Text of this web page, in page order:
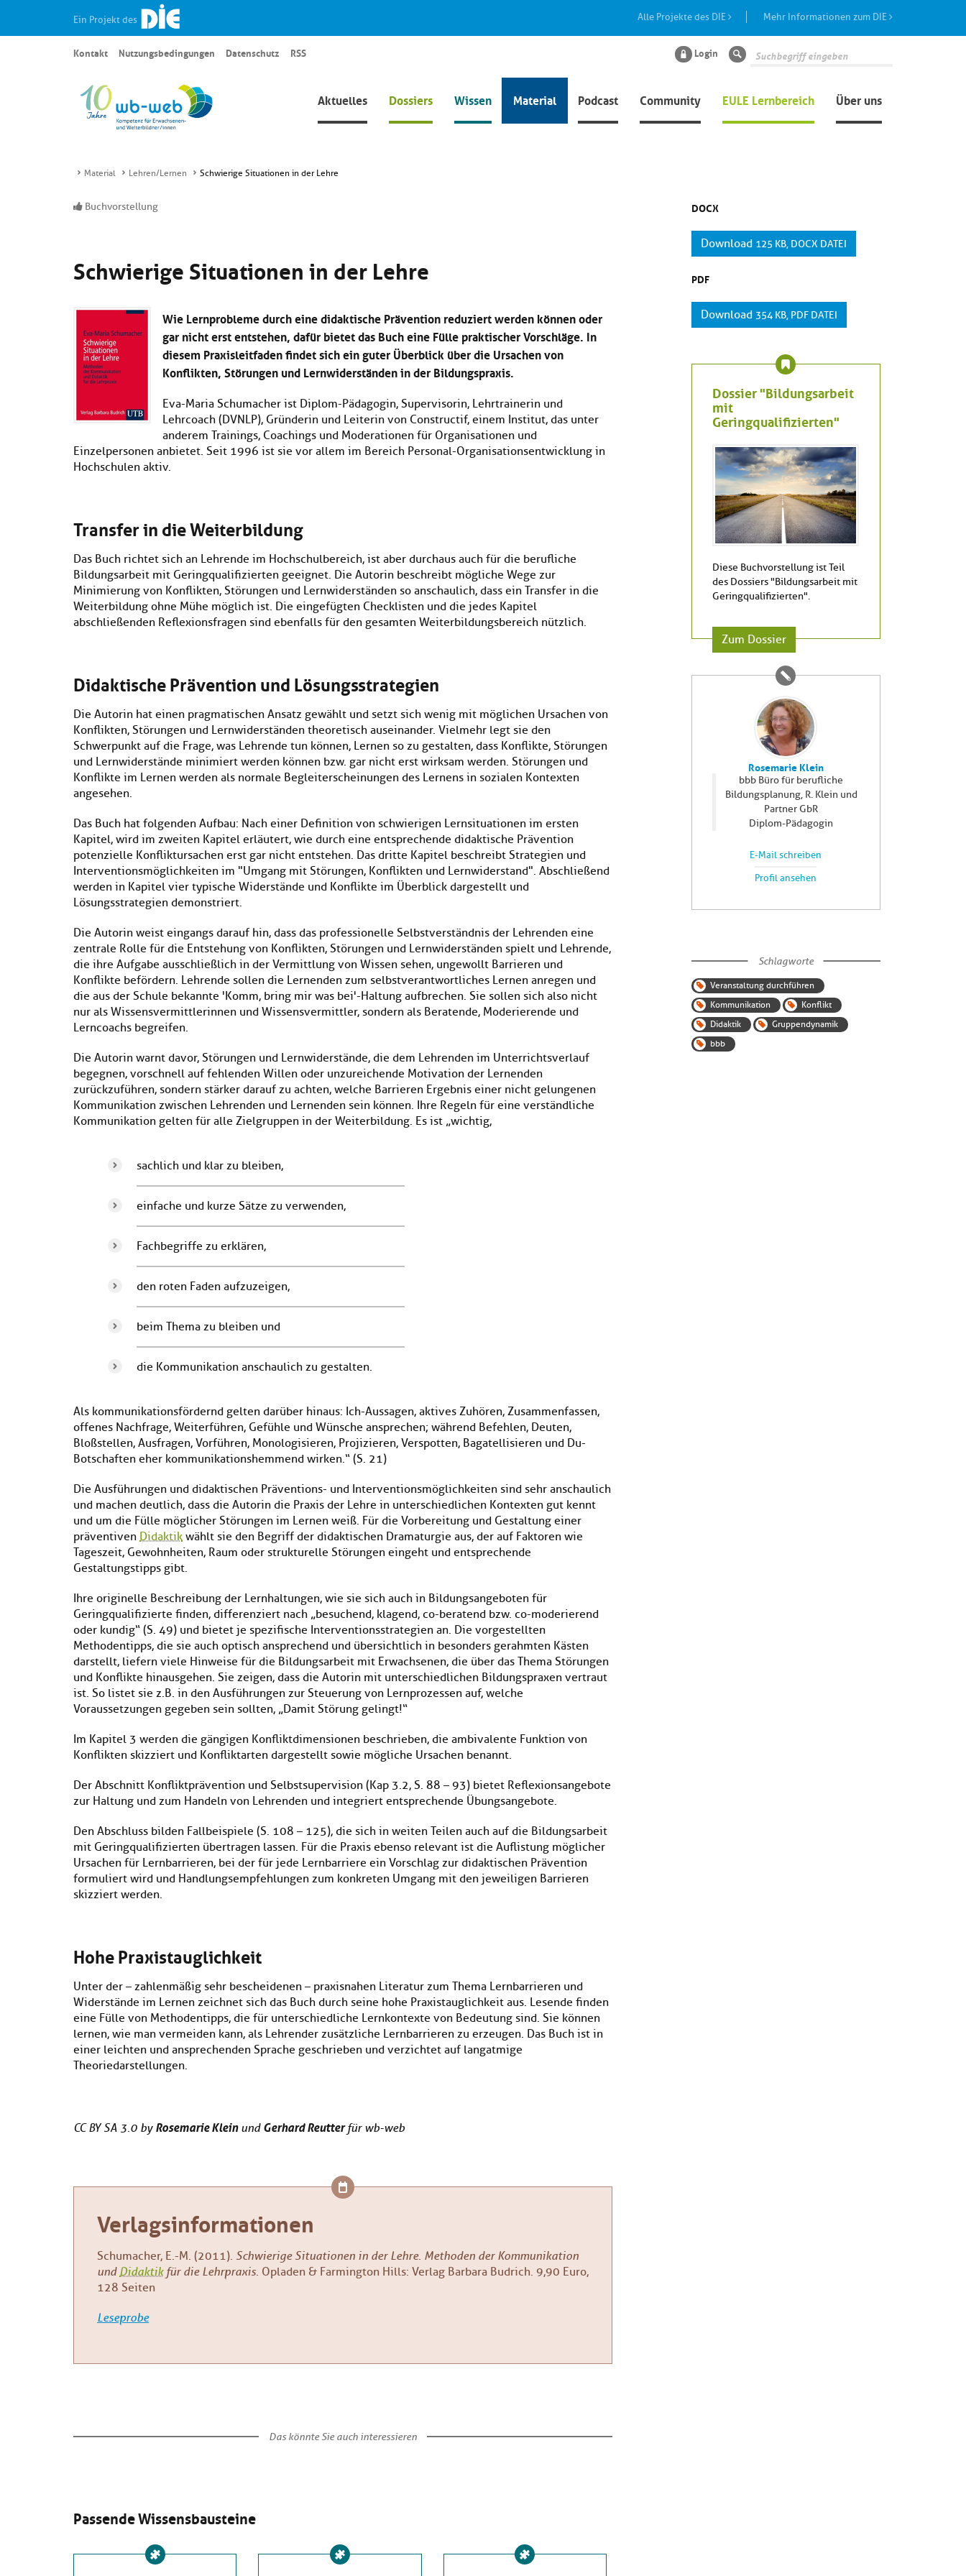
Ein Projekt des Alle Projekte des DIE Mehr Informationen zum DIE
Aktuelles Dossiers Wissen Material Podcast Community EULE Lernbereich Über uns
Kontakt Nutzungsbedingungen Datenschutz RSS Login Suche
Material Lehren/Lernen Schwierige Situationen in der Lehre
Buchvorstellung
Schwierige Situationen in der Lehre
Wie Lernprobleme durch eine didaktische Prävention reduziert werden können oder
gar nicht erst entstehen, dafür bietet das Buch eine Fülle praktischer Vorschläge. In
diesem Praxisleitfaden findet sich ein guter Überblick über die Ursachen von
Konflikten, Störungen und Lernwiderständen in der Bildungspraxis.
Eva-Maria Schumacher ist Diplom-Pädagogin, Supervisorin, Lehrtrainerin und
Lehrcoach (DVNLP), Gründerin und Leiterin von Constructif, einem Institut, das unter
anderem Trainings, Coachings und Moderationen für Organisationen und
Einzelpersonen anbietet. Seit 1996 ist sie vor allem im Bereich Personal-Organisationsentwicklung in
Hochschulen aktiv.
Transfer in die Weiterbildung
Das Buch richtet sich an Lehrende im Hochschulbereich, ist aber durchaus auch für die berufliche
Bildungsarbeit mit Geringqualifizierten geeignet. Die Autorin beschreibt mögliche Wege zur
Minimierung von Konflikten, Störungen und Lernwiderständen so anschaulich, dass ein Transfer in die
Weiterbildung ohne Mühe möglich ist. Die eingefügten Checklisten und die jedes Kapitel
abschließenden Reflexionsfragen sind ebenfalls für den gesamten Weiterbildungsbereich nützlich.
Didaktische Prävention und Lösungsstrategien
Die Autorin hat einen pragmatischen Ansatz gewählt und setzt sich wenig mit möglichen Ursachen von
Konflikten, Störungen und Lernwiderständen theoretisch auseinander. Vielmehr legt sie den
Schwerpunkt auf die Frage, was Lehrende tun können, Lernen so zu gestalten, dass Konflikte, Störungen
und Lernwiderstände minimiert werden können bzw. gar nicht erst wirksam werden. Störungen und
Konflikte im Lernen werden als normale Begleiterscheinungen des Lernens in sozialen Kontexten
angesehen.
Das Buch hat folgenden Aufbau: Nach einer Definition von schwierigen Lernsituationen im ersten
Kapitel, wird im zweiten Kapitel erläutert, wie durch eine entsprechende didaktische Prävention
potenzielle Konfliktursachen erst gar nicht entstehen. Das dritte Kapitel beschreibt Strategien und
Interventionsmöglichkeiten im "Umgang mit Störungen, Konflikten und Lernwiderstand". Abschließend
werden in Kapitel vier typische Widerstände und Konflikte im Überblick dargestellt und
Lösungsstrategien demonstriert.
Die Autorin weist eingangs darauf hin, dass das professionelle Selbstverständnis der Lehrenden eine
zentrale Rolle für die Entstehung von Konflikten, Störungen und Lernwiderständen spielt und Lehrende,
die ihre Aufgabe ausschließlich in der Vermittlung von Wissen sehen, ungewollt Barrieren und
Konflikte befördern. Lehrende sollen die Lernenden zum selbstverantwortliches Lernen anregen und
die aus der Schule bekannte 'Komm, bring mir was bei'-Haltung aufbrechen. Sie sollen sich also nicht
nur als Wissensvermittlerinnen und Wissensvermittler, sondern als Beratende, Moderierende und
Lerncoachs begreifen.
Die Autorin warnt davor, Störungen und Lernwiderstände, die dem Lehrenden im Unterrichtsverlauf
begegnen, vorschnell auf fehlenden Willen oder unzureichende Motivation der Lernenden
zurückzuführen, sondern stärker darauf zu achten, welche Barrieren Ergebnis einer nicht gelungenen
Kommunikation zwischen Lehrenden und Lernenden sein können. Ihre Regeln für eine verständliche
Kommunikation gelten für alle Zielgruppen in der Weiterbildung. Es ist „wichtig,
sachlich und klar zu bleiben,
einfache und kurze Sätze zu verwenden,
Fachbegriffe zu erklären,
den roten Faden aufzuzeigen,
beim Thema zu bleiben und
die Kommunikation anschaulich zu gestalten.
Als kommunikationsfördernd gelten darüber hinaus: Ich-Aussagen, aktives Zuhören, Zusammenfassen,
offenes Nachfrage, Weiterführen, Gefühle und Wünsche ansprechen; während Befehlen, Deuten,
Bloßstellen, Ausfragen, Vorführen, Monologisieren, Projizieren, Verspotten, Bagatellisieren und Du-
Botschaften eher kommunikationshemmend wirken.“ (S. 21)
Die Ausführungen und didaktischen Präventions- und Interventionsmöglichkeiten sind sehr anschaulich
und machen deutlich, dass die Autorin die Praxis der Lehre in unterschiedlichen Kontexten gut kennt
und um die Fülle möglicher Störungen im Lernen weiß. Für die Vorbereitung und Gestaltung einer
präventiven Didaktik wählt sie den Begriff der didaktischen Dramaturgie aus, der auf Faktoren wie
Tageszeit, Gewohnheiten, Raum oder strukturelle Störungen eingeht und entsprechende
Gestaltungstipps gibt.
Ihre originelle Beschreibung der Lernhaltungen, wie sie sich auch in Bildungsangeboten für
Geringqualifizierte finden, differenziert nach „besuchend, klagend, co-beratend bzw. co-moderierend
oder kundig“ (S. 49) und bietet je spezifische Interventionsstrategien an. Die vorgestellten
Methodentipps, die sie auch optisch ansprechend und übersichtlich in besonders gerahmten Kästen
darstellt, liefern viele Hinweise für die Bildungsarbeit mit Erwachsenen, die über das Thema Störungen
und Konflikte hinausgehen. Sie zeigen, dass die Autorin mit unterschiedlichen Bildungspraxen vertraut
ist. So listet sie z.B. in den Ausführungen zur Steuerung von Lernprozessen auf, welche
Voraussetzungen gegeben sein sollten, „Damit Störung gelingt!“
Im Kapitel 3 werden die gängigen Konfliktdimensionen beschrieben, die ambivalente Funktion von
Konflikten skizziert und Konfliktarten dargestellt sowie mögliche Ursachen benannt.
Der Abschnitt Konfliktprävention und Selbstsupervision (Kap 3.2, S. 88 – 93) bietet Reflexionsangebote
zur Haltung und zum Handeln von Lehrenden und integriert entsprechende Übungsangebote.
Den Abschluss bilden Fallbeispiele (S. 108 – 125), die sich in weiten Teilen auch auf die Bildungsarbeit
mit Geringqualifizierten übertragen lassen. Für die Praxis ebenso relevant ist die Auflistung möglicher
Ursachen für Lernbarrieren, bei der für jede Lernbarriere ein Vorschlag zur didaktischen Prävention
formuliert wird und Handlungsempfehlungen zum konkreten Umgang mit den jeweiligen Barrieren
skizziert werden.
Hohe Praxistauglichkeit
Unter der – zahlenmäßig sehr bescheidenen – praxisnahen Literatur zum Thema Lernbarrieren und
Widerstände im Lernen zeichnet sich das Buch durch seine hohe Praxistauglichkeit aus. Lesende finden
eine Fülle von Methodentipps, die für unterschiedliche Lernkontexte von Bedeutung sind. Sie können
lernen, wie man vermeiden kann, als Lehrender zusätzliche Lernbarrieren zu erzeugen. Das Buch ist in
einer leichten und ansprechenden Sprache geschrieben und verzichtet auf langatmige
Theoriedarstellungen.
CC BY SA 3.0 by Rosemarie Kleinund Gerhard Reutterfür wb-web
Verlagsinformationen
Schumacher, E.-M. (2011). Schwierige Situationen in der Lehre. Methoden der Kommunikation
und Didaktikfür die Lehrpraxis. Opladen & Farmington Hills: Verlag Barbara Budrich. 9,90 Euro,
128 Seiten
Leseprobe
Das könnte Sie auch interessieren
Passende Wissensbausteine
DOCX
Download 125 KB, DOCX DATEI
PDF
Download 354 KB, PDF DATEI
Dossier "Bildungsarbeit
mit
Geringqualifizierten"
Diese Buchvorstellung ist Teil
des Dossiers "Bildungsarbeit mit
Geringqualifizierten".
Zum Dossier
Rosemarie Klein
bbb Büro für berufliche
Bildungsplanung, R. Klein und
Partner GbR
Diplom-Pädagogin
E-Mail schreiben
Profil ansehen
Schlagworte
Veranstaltung durchführen
Kommunikation
Konflikt
Didaktik
Gruppendynamik
bbb